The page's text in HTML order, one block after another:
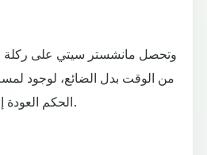
وتحصل مانشستر سيتي على ركلة
من الوقت بدل الضائع، لوجود
الحكم العودة إلى تقنية الفار لاحتسابها.